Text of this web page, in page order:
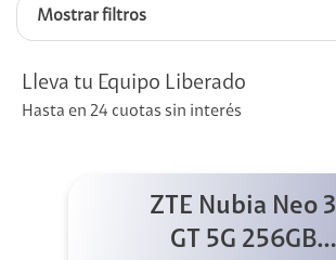
Mostrar filtros
Lleva tu Equipo Liberado
Hasta en 24 cuotas sin interés
ZTE Nubia Neo 3
GT 5G 256GB